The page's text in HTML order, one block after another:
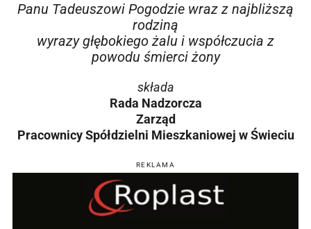
Panu Tadeuszowi Pogodzie wraz z najbliższą
rodziną
wyrazy głębokiego żalu i współczucia z
powodu śmierci żony
składa
Rada Nadzorcza
Zarząd
Pracownicy Spółdzielni Mieszkaniowej w Świeciu
REKLAMA